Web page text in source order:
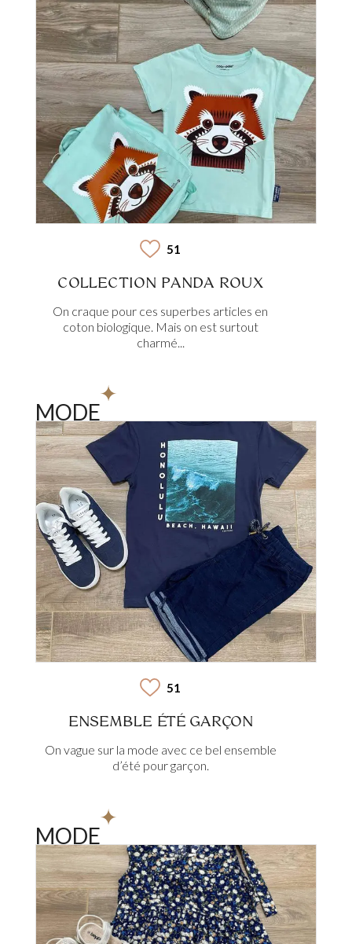
51
COLLECTION PANDA ROUX
On craque pour ces superbes articles en
coton biologique. Mais on est surtout
charmé...
MODE
51
ENSEMBLE ÉTÉ GARÇON
On vague sur la mode avec ce bel ensemble
d’été pour garçon.
MODE